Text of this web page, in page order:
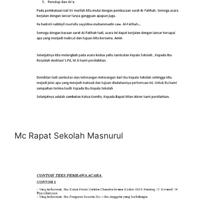
Mc Rapat Sekolah Masnurul